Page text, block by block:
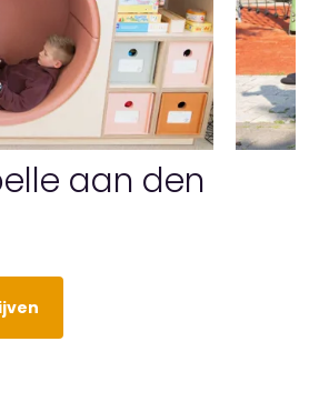
aan den